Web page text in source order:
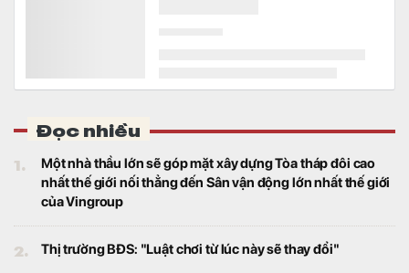
Đọc nhiều
1.
Một nhà thầu lớn sẽ góp mặt xây dựng Tòa tháp đôi cao
nhất thế giới nối thẳng đến Sân vận động lớn nhất thế giới
của Vingroup
2. Thị trường BĐS: "Luật chơi từ lúc này sẽ thay đổi"